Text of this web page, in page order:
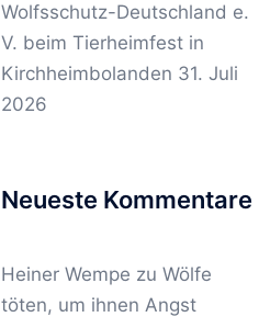
Wolfsschutz-Deutschland e.
V. beim Tierheimfest in
Kirchheimbolanden 31. Juli
2026
Neueste Kommentare
Heiner Wempe zu Wölfe
töten, um ihnen Angst